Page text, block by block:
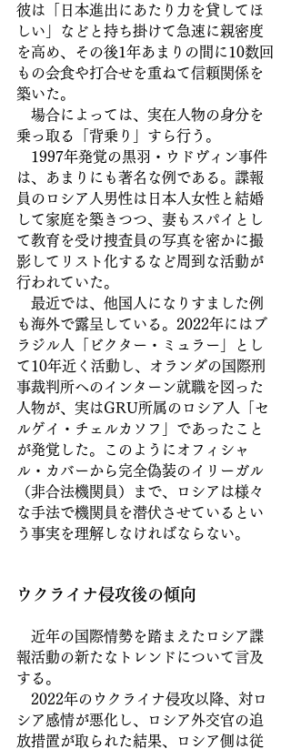
彼は「日本進出にあたり力を貸してほ
しい」などと持ち掛けて急速に親密度
を高め、その後1年あまりの間に10数回
もの会食や打合せを重ねて信頼関係を
築いた。
場合によっては、実在人物の身分を
乗っ取る「背乗り」すら行う。
1997年発覚の黒羽・ウドヴィン事件
は、あまりにも著名な例である。諜報
員のロシア人男性は日本人女性と結婚
して家庭を築きつつ、妻もスパイとし
て教育を受け捜査員の写真を密かに撮
影してリスト化するなど周到な活動が
行われていた。
最近では、他国人になりすました例
も海外で露呈している。2022年にはブ
ラジル人「ビクター・ミュラー」とし
て10年近く活動し、オランダの国際刑
事裁判所へのインターン就職を図った
人物が、実はGRU所属のロシア人「セ
ルゲイ・チェルカソフ」であったこと
が発覚した。このようにオフィシャ
ル・カバーから完全偽装のイリーガル
（非合法機関員）まで、ロシアは様々
な手法で機関員を潜伏させているとい
う事実を理解しなければならない。
ウクライナ侵攻後の傾向
近年の国際情勢を踏まえたロシア諜
報活動の新たなトレンドについて言及
する。
2022年のウクライナ侵攻以降、対ロ
シア感情が悪化し、ロシア外交官の追
放措置が取られた結果、ロシア側は従